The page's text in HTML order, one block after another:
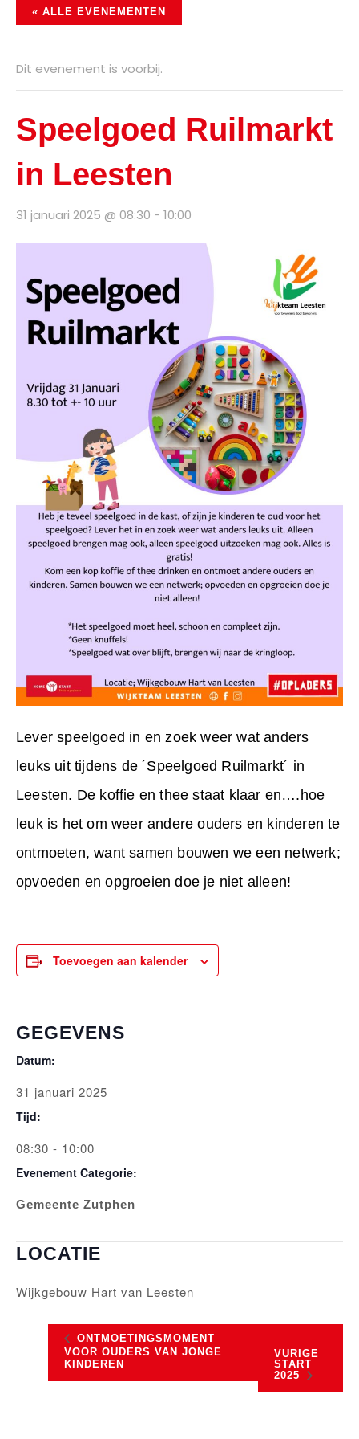
« ALLE EVENEMENTEN
Dit evenement is voorbij.
Speelgoed Ruilmarkt
in Leesten
31 januari 2025 @ 08:30 - 10:00
Lever speelgoed in en zoek weer wat anders
leuks uit tijdens de ´Speelgoed Ruilmarkt´ in
Leesten. De koffie en thee staat klaar en….hoe
leuk is het om weer andere ouders en kinderen te
ontmoeten, want samen bouwen we een netwerk;
opvoeden en opgroeien doe je niet alleen!
Toevoegen aan kalender
GEGEVENS
Datum:
31 januari 2025
Tijd:
08:30 - 10:00
Evenement Categorie:
Gemeente Zutphen
LOCATIE
Wijkgebouw Hart van Leesten
ONTMOETINGSMOMENT
VOOR OUDERS VAN JONGE
KINDEREN
VURIGE
START
2025